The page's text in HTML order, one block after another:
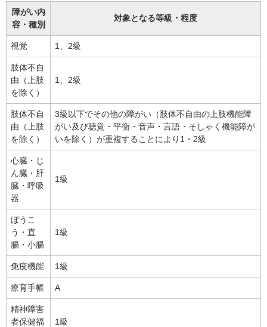
障がい内
容・種別
対象となる等級・程度
視覚 1、2級
肢体不自
由（上肢
を除く）
1、2級
肢体不自
由（上肢
を除く）
3級以下でその他の障がい（肢体不自由の上肢機能障
がい及び聴覚・平衡・音声・言語・そしゃく機能障が
いを除く）が重複することにより1・2級
心臓・じ
ん臓・肝
臓・呼吸
器
1級
ぼうこ
う・直
腸・小腸
1級
免疫機能 1級
療育手帳 A
精神障害
者保健福
1級